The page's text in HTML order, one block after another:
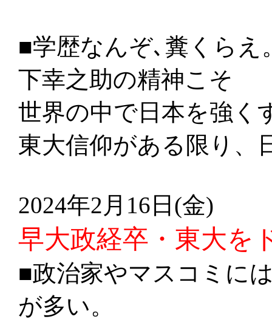
■学歴なんぞ､糞くらえ
下幸之助の精神こそ
世界の中で日本を強く
東大信仰がある限り
2024年2月16日(金)
早大政経卒・東大
■政治家やマスコミに
が多い。